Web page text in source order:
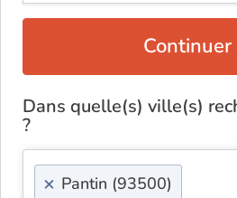
Continuer
Dans quelle(s) ville(s)
?
× Pantin (93500)